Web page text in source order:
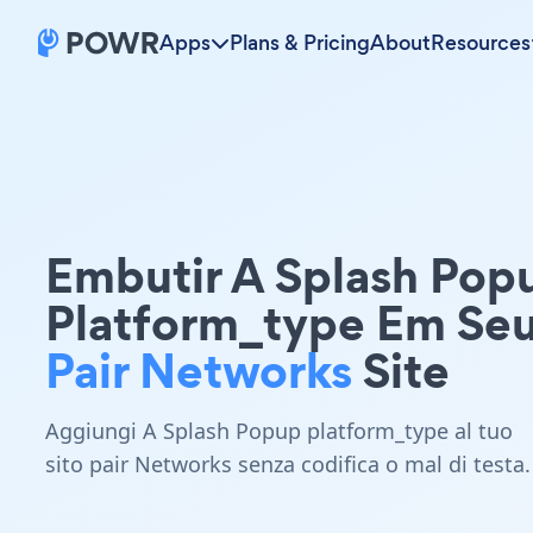
Apps Plans & PricingAboutResources
Embutir A Splash
Platform_type Em
Pair NetworksSite
Aggiungi A Splash Popup platform_type al tuo
sito pair Networks senza codifica o mal di testa.